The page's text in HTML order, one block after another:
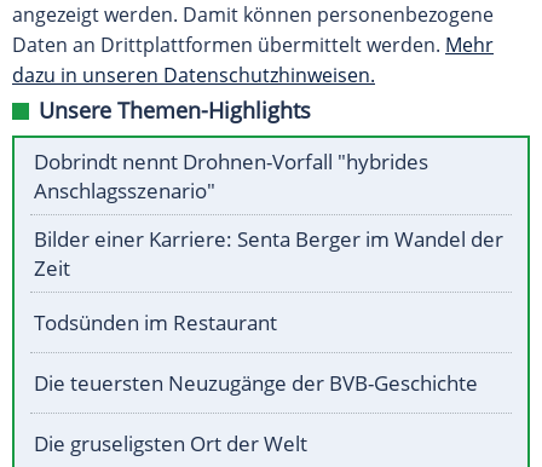
angezeigt werden. Damit können personenbezogene
Daten an Drittplattformen übermittelt werden. Mehr
dazu in unseren Datenschutzhinweisen.
Unsere Themen-Highlights
Dobrindt nennt Drohnen-Vorfall "hybrides
Anschlagsszenario"
Bilder einer Karriere: Senta Berger im Wandel der
Zeit
Todsünden im Restaurant
Die teuersten Neuzugänge der BVB-Geschichte
Die gruseligsten Ort der Welt